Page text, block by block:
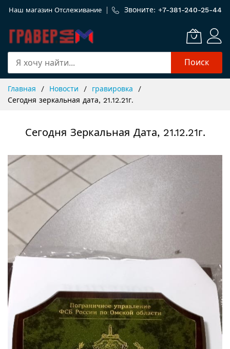
Наш магазин Отслеживание Звоните: +7-381-240-25-44
Поиск
Content
Главная Новости
гравировка
Сегодня зеркальная дата, 21.12.21г.
Сегодня Зеркальная Дата, 21.12.21г.